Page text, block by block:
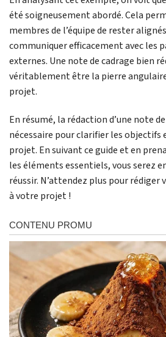
été soigneusement abordé. Cela
membres de l’équipe de rester
communiquer efficacement avec les
externes. Une note de cadrage bien
véritablement être la pierre
projet.
En résumé, la rédaction d’une note
nécessaire pour clarifier les objectifs
projet. En suivant ce guide et en
les éléments essentiels, vous serez
réussir. N’attendez plus pour
à votre projet !